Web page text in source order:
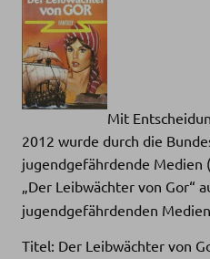
Mit
2012 wurde durch die
jugendgefährdende Medien
„Der Leibwächter von Gor“
jugendgefährdenden
Titel: Der Leibwächter von